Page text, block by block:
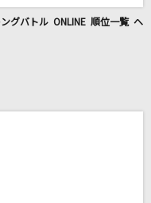
グなど
ングバトル ONLINE 順位一覧 へ